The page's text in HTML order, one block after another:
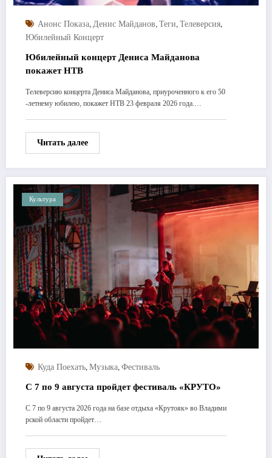
Анонс Показа, Денис Майданов, Теги, Телеверсия,
Юбилейный Концерт
Юбилейный концерт Дениса Майданова
покажет НТВ
Телеверсию концерта Дениса Майданова, приуроченного к его 50
-летнему юбилею, покажет НТВ 23 февраля 2026 года.…
Читать далее
Культура
Куда Поехать, Музыка, Фестиваль
C 7 по 9 августа пройдет фестиваль «КРУТО»
С 7 по 9 августа 2026 года на базе отдыха «Крутояк» во Владими
рской области пройдет…